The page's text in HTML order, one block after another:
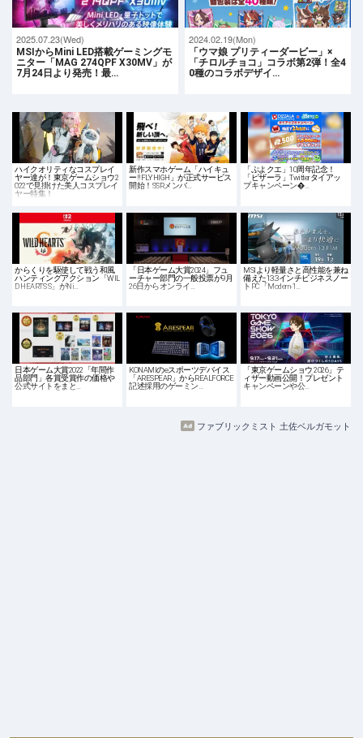
2025.07.23(Wed)
MSIからMini LED搭載ゲーミングモ
ニター「MAG 274QPF X30MV」が
7月24日より発売！最…
2024.02.19(Mon)
「ウマ娘 プリティーダービー」×
「チロルチョコ」コラボ第2弾！全4
0種のコラボデザイ…
ハイクオリティなコスプレイ
ヤー達が！東京ゲームショウ2
022で見掛けた美人コスプレイ
ヤー特集！
新作スマホゲーム「ハイキュ
ー!!FLY HIGH」が正式サービス
開始！SSRメンバ…
「ぷよクエ」10周年記念！
「ピザーラ」Twitterタイアッ
プキャンペーン�…
からくりを駆使して戦う和風
ハンティングアクション「WIL
D HEARTS S」がNi…
「日本ゲーム大賞2024」フュ
ーチャー部門の一般投票が9月
26日からオンライ…
MSIより軽量さと高性能を兼ね
備えた13.3インチビジネスノー
トPC「Modern-1…
日本ゲーム大賞2022「年間作
品部門」各賞受賞作の価格や
公式サイトをまと…
KONAMIのeスポーツデバイス
「ARESPEAR」からREALFORCE
記述採用のゲーミン…
「東京ゲームショウ 2026」テ
ィザー動画公開！プレゼント
キャンペーンや公…
ファブリックミスト 土佐ベルガモット